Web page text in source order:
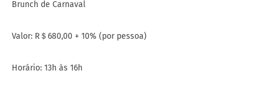
Brunch de Carnaval
Valor: R＄680,00 + 10% (por pessoa)
Horário: 13h às 16h